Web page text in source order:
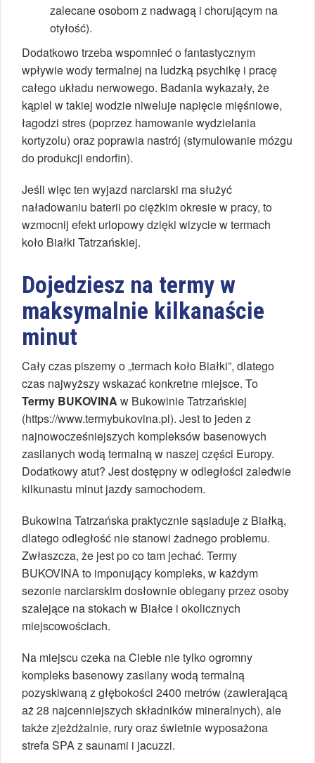
zalecane osobom z nadwagą i chorującym na
otyłość).
Dodatkowo trzeba wspomnieć o fantastycznym
wpływie wody termalnej na ludzką psychikę i pracę
całego układu nerwowego. Badania wykazały, że
kąpiel w takiej wodzie niweluje napięcie mięśniowe,
łagodzi stres (poprzez hamowanie wydzielania
kortyzolu) oraz poprawia nastrój (stymulowanie mózgu
do produkcji endorfin).
Jeśli więc ten wyjazd narciarski ma służyć
naładowaniu baterii po ciężkim okresie w pracy, to
wzmocnij efekt urlopowy dzięki wizycie w termach
koło Białki Tatrzańskiej.
Dojedziesz na termy w
maksymalnie kilkanaście
minut
Cały czas piszemy o „termach koło Białki”, dlatego
czas najwyższy wskazać konkretne miejsce. To
Termy BUKOVINA w Bukowinie Tatrzańskiej
(https://www.termybukovina.pl). Jest to jeden z
najnowocześniejszych kompleksów basenowych
zasilanych wodą termalną w naszej części Europy.
Dodatkowy atut? Jest dostępny w odległości zaledwie
kilkunastu minut jazdy samochodem.
Bukowina Tatrzańska praktycznie sąsiaduje z Białką,
dlatego odległość nie stanowi żadnego problemu.
Zwłaszcza, że jest po co tam jechać. Termy
BUKOVINA to imponujący kompleks, w każdym
sezonie narciarskim dosłownie oblegany przez osoby
szalejące na stokach w Białce i okolicznych
miejscowościach.
Na miejscu czeka na Ciebie nie tylko ogromny
kompleks basenowy zasilany wodą termalną
pozyskiwaną z głębokości 2400 metrów (zawierającą
aż 28 najcenniejszych składników mineralnych), ale
także zjeżdżalnie, rury oraz świetnie wyposażona
strefa SPA z saunami i jacuzzi.